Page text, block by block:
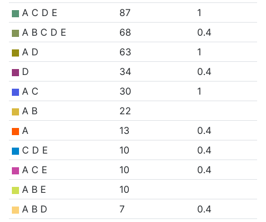
A C D E
87
1
A B C D E
68
0.4
A D
63
1
D
34
0.4
A C
30
1
A B
22
A
13
0.4
C D E
10
0.4
A C E
10
0.4
A B E
10
A B D
7
0.4